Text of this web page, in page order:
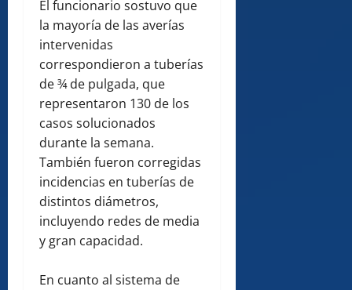
El funcionario sostuvo que
la mayoría de las averías
intervenidas
correspondieron a tuberías
de ¾ de pulgada, que
representaron 130 de los
casos solucionados
durante la semana.
También fueron corregidas
incidencias en tuberías de
distintos diámetros,
incluyendo redes de media
y gran capacidad.
En cuanto al sistema de